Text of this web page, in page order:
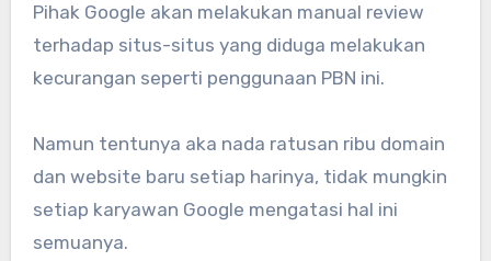
Pihak Google akan melakukan manual review
terhadap situs-situs yang diduga melakukan
kecurangan seperti penggunaan PBN ini.
Namun tentunya aka nada ratusan ribu domain
dan website baru setiap harinya, tidak mungkin
setiap karyawan Google mengatasi hal ini
semuanya.